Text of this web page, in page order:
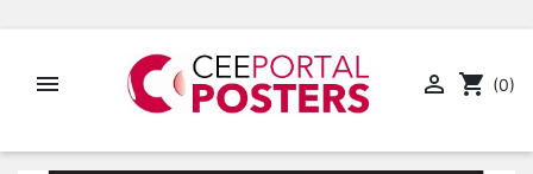
  shopping_cart (0)